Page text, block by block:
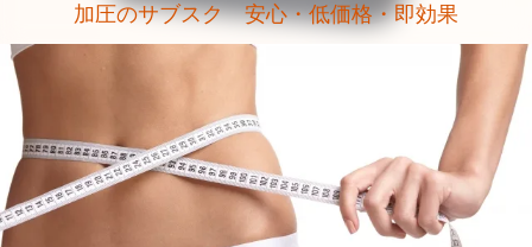
加圧のサブスク 安心・低価格・即効果